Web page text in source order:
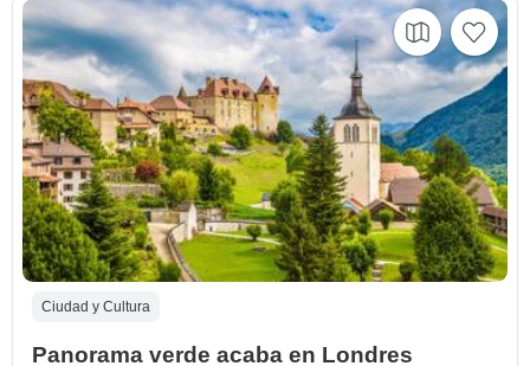
Ciudad y Cultura
Panorama verde acaba en Londres